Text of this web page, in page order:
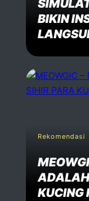
BIKIN
Rekomendasi
KUCING